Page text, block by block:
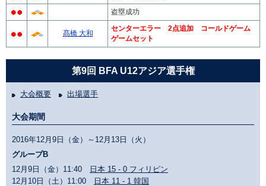
盗塁成功
髙橋 大和
センターエラー 2点追加 コールドゲーム
ゲームセット
第9回 BFA U12アジア選手権
大会概要 出場選手
大会期間
2016年12月9日（金）～12月13日（火）
グループB
12月9日（金）11:40
日本 15 - 0 フィリピン
12月10日（土）11:00
日本 11 - 1 韓国